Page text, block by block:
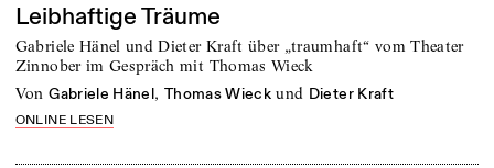
Leibhaftige Träume
Gabriele Hänel und Dieter Kraft über „traumhaft“ vom Theater
Zinnober im Gespräch mit Thomas Wieck
von Gabriele Hänel, Thomas Wieck und Dieter Kraft
ONLINE LESEN